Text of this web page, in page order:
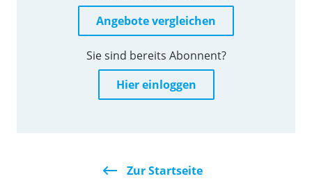
Angebote vergleichen
Sie sind bereits Abonnent?
Hier einloggen
Zur Startseite